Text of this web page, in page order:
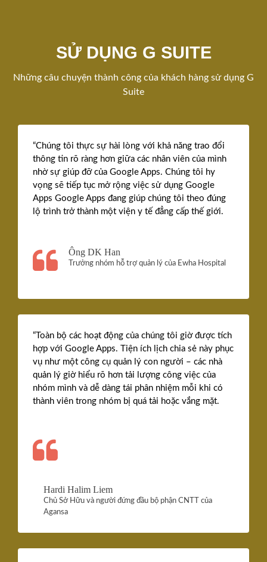
SỬ DỤNG G SUITE
Những câu chuyện thành công của khách hàng sử dụng G
Suite
“Chúng tôi thực sự hài lòng với khả năng trao đổi
thông tin rõ ràng hơn giữa các nhân viên của mình
nhờ sự giúp đỡ của Google Apps. Chúng tôi hy
vọng sẽ tiếp tục mở rộng việc sử dụng Google
Apps Google Apps đang giúp chúng tôi theo đúng
lộ trình trở thành một viện y tế đẳng cấp thế giới.
Ông DK Han
Trưởng nhóm hỗ trợ quản lý của Ewha Hospital
“Toàn bộ các hoạt động của chúng tôi giờ được tích
hợp với Google Apps. Tiện ích lịch chia sẻ này phục
vụ như một công cụ quản lý con người – các nhà
quản lý giờ hiểu rõ hơn tải lượng công việc của
nhóm mình và dễ dàng tái phân nhiệm mỗi khi có
thành viên trong nhóm bị quá tải hoặc vắng mặt.
Hardi Halim Liem
Chủ Sở Hữu và người đứng đầu bộ phận CNTT của
Agansa